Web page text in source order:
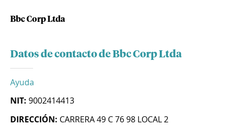
Bbc Corp Ltda
Datos de contacto de Bbc Corp Ltda
Ayuda
NIT: 9002414413
DIRECCIÓN: CARRERA 49 C 76 98 LOCAL 2